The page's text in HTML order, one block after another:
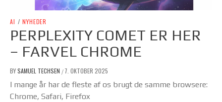
AI / NYHEDER
PERPLEXITY COMET ER HER
– FARVEL CHROME
BYSAMUEL TECHSEN / 7. OKTOBER 2025
I mange år har de fleste af os brugt de samme browsere:
Chrome, Safari, Firefox